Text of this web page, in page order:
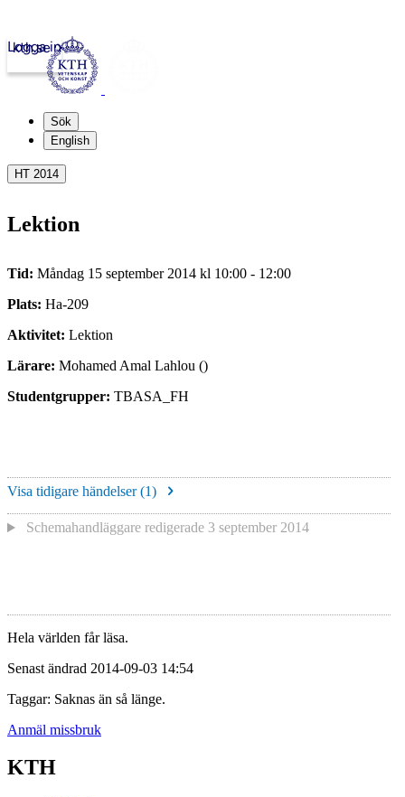
kth.se
Logga in
Sök
English
HT 2014
Lektion
Tid: Måndag 15 september 2014 kl 10:00 - 12:00
Plats: Ha-209
Aktivitet: Lektion
Lärare: Mohamed Amal Lahlou ()
Studentgrupper: TBASA_FH
Visa tidigare händelser (1)
Schemahandläggare redigerade 3 september 2014
Hela världen får läsa.
Senast ändrad 2014-09-03 14:54
Taggar: Saknas än så länge.
Anmäl missbruk
KTH